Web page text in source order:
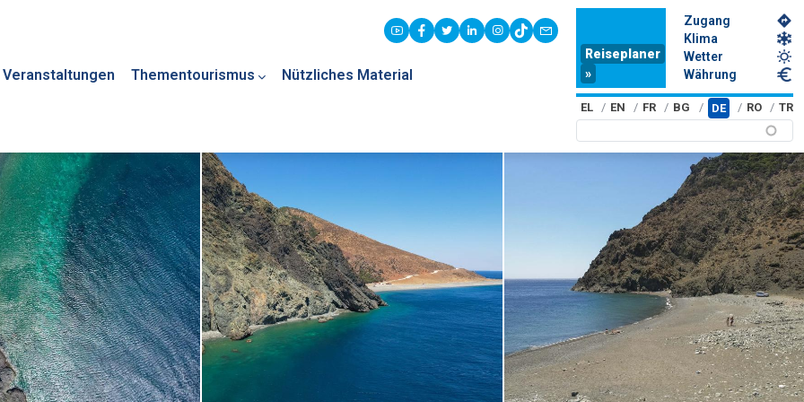
Veranstaltungen Thementourismus Nützliches Material
youtubefacebook
twitterlinkedininstagram
tiktokcontact
Reiseplaner
»
Zugang
Klima
Wetter
Währung
EL EN FR BG DE RO TR